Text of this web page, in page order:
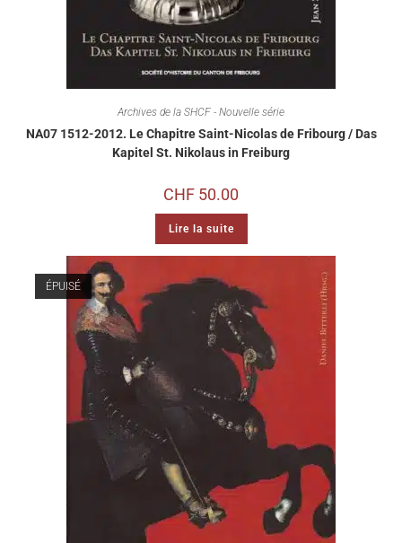
Archives de la SHCF - Nouvelle série
NA07 1512-2012. Le Chapitre Saint-Nicolas de Fribourg / Das
Kapitel St. Nikolaus in Freiburg
CHF 50.00
Lire la suite
ÉPUISÉ